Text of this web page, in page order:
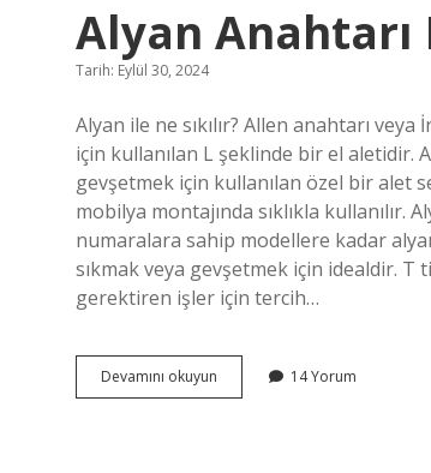
Alyan
Tarih: Eylül 30, 2024
Alyan ile ne sıkılır? Allen anahtarı
için kullanılan L şeklinde bir el aletidir.
gevşetmek için kullanılan özel bir alet
mobilya montajında ​​sıklıkla
numaralara sahip modellere kadar
sıkmak veya gevşetmek için idealdir.
gerektiren işler için tercih…
Devamını okuyun
Anahtarı
14 Yorum